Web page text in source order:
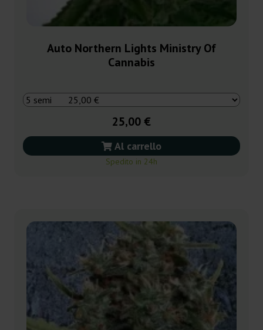
Auto Northern Lights Ministry Of
Cannabis
25,00 €
Al carrello
Spedito in 24h